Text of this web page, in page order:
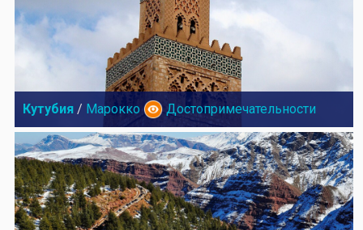
Кутубия / Марокко Достопримечательности